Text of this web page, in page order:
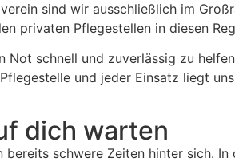
sind wir ausschließlich im
privaten Pflegestellen in diesen
Not schnell und zuverlässig zu
und jeder Einsatz liegt
dich warten
bereits schwere Zeiten hinter sich.